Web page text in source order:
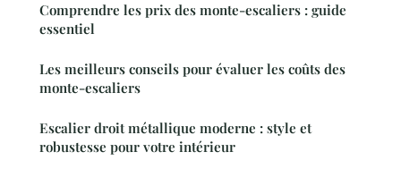
Comprendre les prix des monte-escaliers : guide
essentiel
Les meilleurs conseils pour évaluer les coûts des
monte-escaliers
Escalier droit métallique moderne : style et
robustesse pour votre intérieur